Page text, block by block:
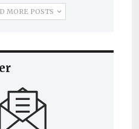
MORE POSTS